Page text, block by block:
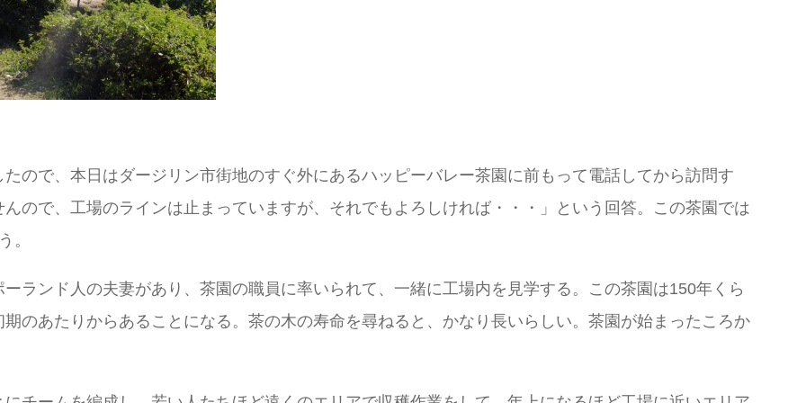
ので、本日はダージリン市街地のすぐ外にあるハッピーバレー茶園に前もって電話してから訪問す
ので、工場のラインは止まっていますが、それでもよろしければ・・・」という回答。この茶園では
。
ランド人の夫妻があり、茶園の職員に率いられて、一緒に工場内を見学する。この茶園は150年くら
のあたりからあることになる。茶の木の寿命を尋ねると、かなり長いらしい。茶園が始まったころか